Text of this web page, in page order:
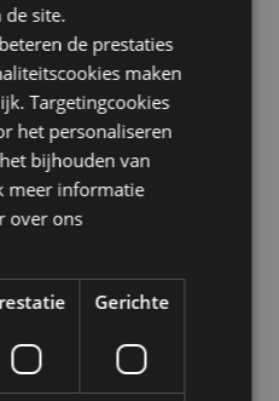
Nee
Nee
Halloween
over kopen bij Puckator?
gids.
34cm Diepte 15cm
site.
de prestaties
maken
Targetingcookies
het personaliseren
bijhouden van
meer informatie
over ons
Gerichte